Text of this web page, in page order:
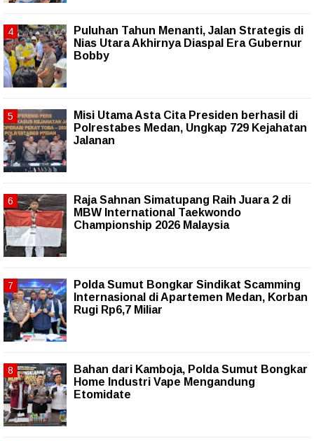
Puluhan Tahun Menanti, Jalan Strategis di
Nias Utara Akhirnya Diaspal Era Gubernur
Bobby
Misi Utama Asta Cita Presiden berhasil di
Polrestabes Medan, Ungkap 729 Kejahatan
Jalanan
Raja Sahnan Simatupang Raih Juara 2 di
MBW International Taekwondo
Championship 2026 Malaysia
Polda Sumut Bongkar Sindikat Scamming
Internasional di Apartemen Medan, Korban
Rugi Rp6,7 Miliar
Bahan dari Kamboja, Polda Sumut Bongkar
Home Industri Vape Mengandung
Etomidate